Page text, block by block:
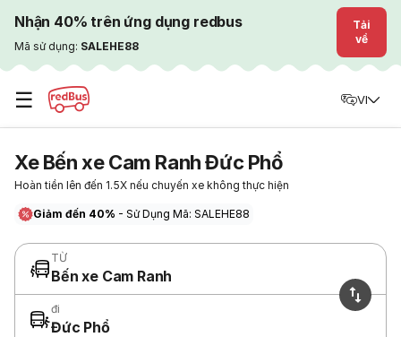
Nhận 40% trên ứng dụng redbus
Mã sử dụng: SALEHE88
Tải
về
☰ VI
Xe Bến xe Cam Ranh Đức Phổ
Hoàn tiền lên đến 1.5X nếu chuyến xe không thực hiện
Giảm đến 40% - Sử Dụng Mã: SALEHE88
TỪ
Bến xe Cam Ranh
đi
Đức Phổ